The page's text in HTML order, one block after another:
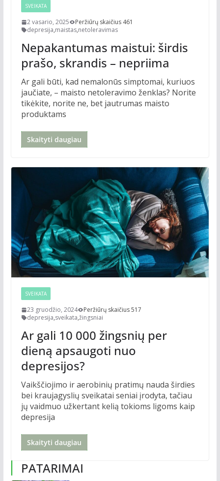
SVEIKATA
2 vasario, 2025
Peržiūrų skaičius 461
depresija,maistas,netoleravimas
Nepakantumas maistui: širdis
prašo, skrandis – nepriima
Ar gali būti, kad nemalonūs simptomai, kuriuos
jaučiate, – maisto netoleravimo ženklas? Norite
tikėkite, norite ne, bet jautrumas maisto
produktams
Skaityti daugiau
SVEIKATA
23 gruodžio, 2024
Peržiūrų skaičius 517
depresija,sveikata,žingsniai
Ar gali 10 000 žingsnių per
dieną apsaugoti nuo
depresijos?
Vaikščiojimo ir aerobinių pratimų nauda širdies
bei kraujagyslių sveikatai seniai įrodyta, tačiau
jų vaidmuo užkertant kelią tokioms ligoms kaip
depresija
Skaityti daugiau
PATARIMAI